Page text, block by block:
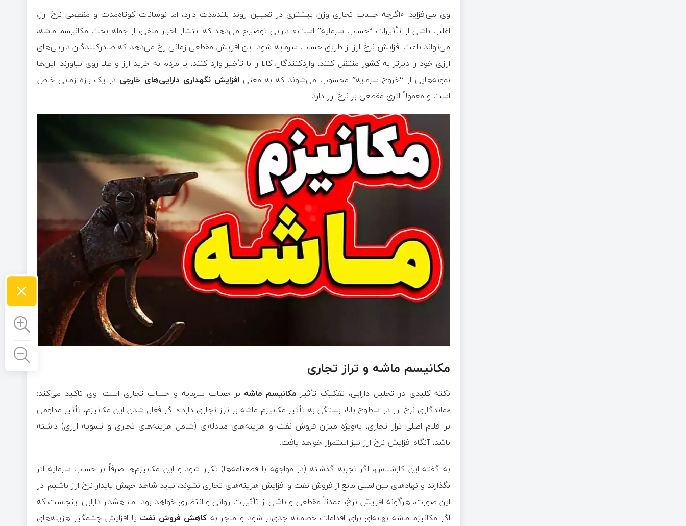
وی می‌افزاید: «اگرچه حساب تجاری وزن بیشتری در تعیین روند بلندمدت دارد، اما نوسانات کوتاه‌مدت و مقطعی نرخ ارز،
اغلب ناشی از تأثیرات “حساب سرمایه” است.» دارابی توضیح می‌دهد که انتشار اخبار منفی، از جمله بحث مکانیسم ماشه،
می‌تواند باعث افزایش نرخ ارز از طریق حساب سرمایه شود. این افزایش مقطعی زمانی رخ می‌دهد که صادرکنندگان دارایی‌های
ارزی خود را دیرتر به کشور منتقل کنند، واردکنندگان کالا را با تأخیر وارد کنند، یا مردم به خرید ارز و طلا روی بیاورند. این‌ها
نمونه‌هایی از “خروج سرمایه” محسوب می‌شوند که به معنیافزایش نگهداری دارایی‌های خارجی در یک بازه زمانی خاص
است و معمولاً اثری مقطعی بر نرخ ارز دارد.
مکانیسم ماشه و تراز تجاری
نکته کلیدی در تحلیل دارابی، تفکیک تأثیر مکانیسم ماشه بر حساب سرمایه و حساب تجاری است. وی تاکید می‌کند:
«ماندگاری نرخ ارز در سطوح بالا، بستگی به تأثیر مکانیزم ماشه بر تراز تجاری دارد.» اگر فعال شدن این مکانیزم، تأثیر مداومی
بر اقلام اصلی تراز تجاری، به‌ویژه میزان فروش نفت و هزینه‌های مبادله‌ای (شامل هزینه‌های تجاری و تسویه ارزی) داشته
باشد، آنگاه افزایش نرخ ارز نیز استمرار خواهد یافت.
به گفته این کارشناس، اگر تجربه گذشته (در مواجهه با قطعنامه‌ها) تکرار شود و این مکانیزم‌ها صرفاً بر حساب سرمایه اثر
بگذارند و نهادهای بین‌المللی مانع از فروش نفت و افزایش هزینه‌های تجاری نشوند، نباید شاهد جهش پایدار نرخ ارز باشیم. در
این صورت، هرگونه افزایش نرخ، عمدتاً مقطعی و ناشی از تأثیرات روانی و انتظاری خواهد بود. اما، هشدار دارابی اینجاست که
اگر مکانیزم ماشه بهانه‌ای برای اقدامات خصمانه جدی‌تر شود و منجر به کاهش فروش نفت یا افزایش چشمگیر هزینه‌های
×